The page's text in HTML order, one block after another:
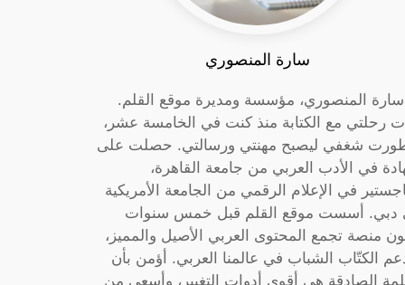
سارة المنصوري
سارة المنصوري، مؤسسة ومديرة موقع القلم.
رحلتي مع الكتابة منذ كنت في الخامسة عشر،
شغفي ليصبح مهنتي ورسالتي. حصلت على
في الأدب العربي من جامعة القاهرة،
في الإعلام الرقمي من الجامعة الأمريكية
دبي. أسست موقع القلم قبل خمس سنوات
منصة تجمع المحتوى العربي الأصيل والمميز،
الكتّاب الشباب في عالمنا العربي. أؤمن بأن
الصادقة هي أقوى أدوات التغيير، وأسعى من